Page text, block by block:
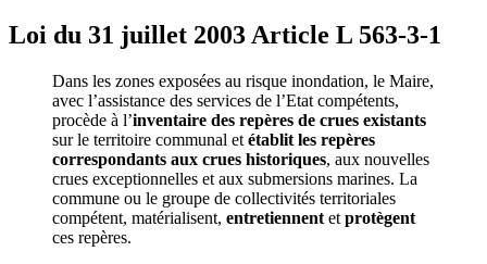
Loi du 31 juillet 2003 Article L 563-3-1
Dans les zones exposées au risque inondation, le Maire,
avec l’assistance des services de l’Etat compétents,
procède à l’inventaire des repères de crues existants
sur le territoire communal et établit les repères
correspondants aux crues historiques, aux nouvelles
crues exceptionnelles et aux submersions marines. La
commune ou le groupe de collectivités territoriales
compétent, matérialisent, entretiennent et protègent
ces repères.